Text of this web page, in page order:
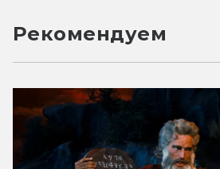
Рекомендуем